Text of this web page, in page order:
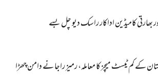
بھارتی کامیڈین اداکار راسک دیو چل بسے
کے کم ٹیسٹ میچز کا معاملہ، رمیز راجا نے دامن چھڑا